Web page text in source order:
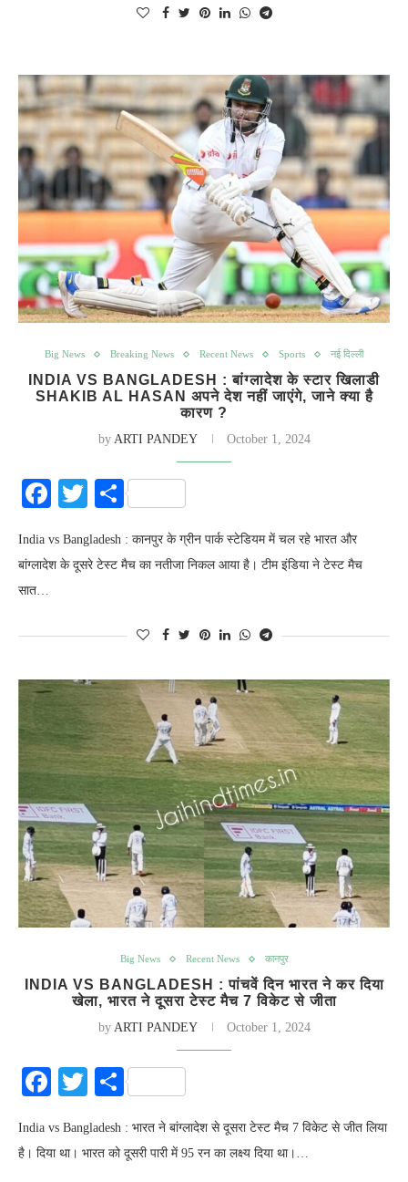
Big News Breaking News Recent News Sports नई दिल्ली
INDIA VS BANGLADESH : बांग्लादेश के स्टार खिलाडी
SHAKIB AL HASAN अपने देश नहीं जाएंगे, जाने क्या है
कारण ?
by ARTI PANDEY October 1, 2024
Facebook
Twitter
Share
India vs Bangladesh : कानपुर के ग्रीन पार्क स्टेडियम में चल रहे भारत और
बांग्लादेश के दूसरे टेस्ट मैच का नतीजा निकल आया है। टीम इंडिया ने टेस्ट मैच
सात…
Big News Recent News कानपुर
INDIA VS BANGLADESH : पांचवें दिन भारत ने कर दिया
खेला, भारत ने दूसरा टेस्ट मैच 7 विकेट से जीता
by ARTI PANDEY October 1, 2024
Facebook
Twitter
Share
India vs Bangladesh : भारत ने बांग्लादेश से दूसरा टेस्ट मैच 7 विकेट से जीत लिया
है। दिया था। भारत को दूसरी पारी में 95 रन का लक्ष्य दिया था।…